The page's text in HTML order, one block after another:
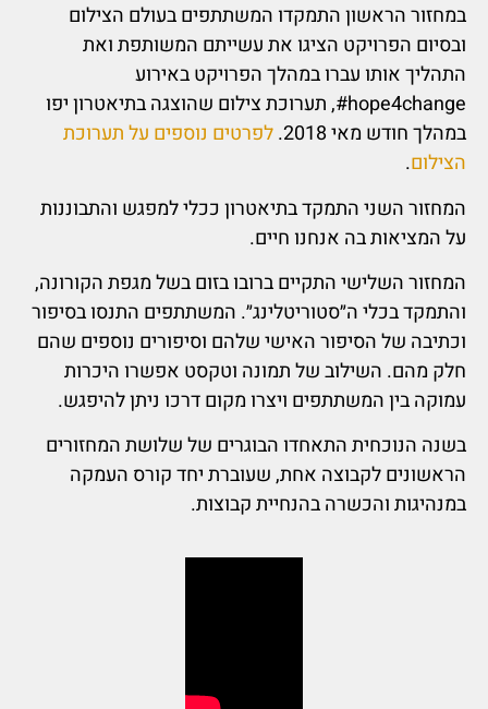
במחזור הראשון התמקדו המשתתפים בעולם הצילום
ובסיום הפרויקט הציגו את עשייתם המשותפת ואת
התהליך אותו עברו במהלך הפרויקט באירוע
hope4change#, תערוכת צילום שהוצגה בתיאטרון יפו
במהלך חודש מאי 2018.
לפרטים נוספים על תערוכת
הצילום.
המחזור השני התמקד בתיאטרון ככלי למפגש והתבוננות
על המציאות בה אנחנו חיים.
המחזור השלישי התקיים ברובו בזום בשל מגפת הקורונה,
והתמקד בכלי ה״סטוריטלינג״. המשתתפים התנסו בסיפור
וכתיבה של הסיפור האישי שלהם וסיפורים נוספים שהם
חלק מהם. השילוב של תמונה וטקסט אפשרו היכרות
עמוקה בין המשתתפים ויצרו מקום דרכו ניתן להיפגש.
בשנה הנוכחית התאחדו הבוגרים של שלושת המחזורים
הראשונים לקבוצה אחת, שעוברת יחד קורס העמקה
במנהיגות והכשרה בהנחיית קבוצות.